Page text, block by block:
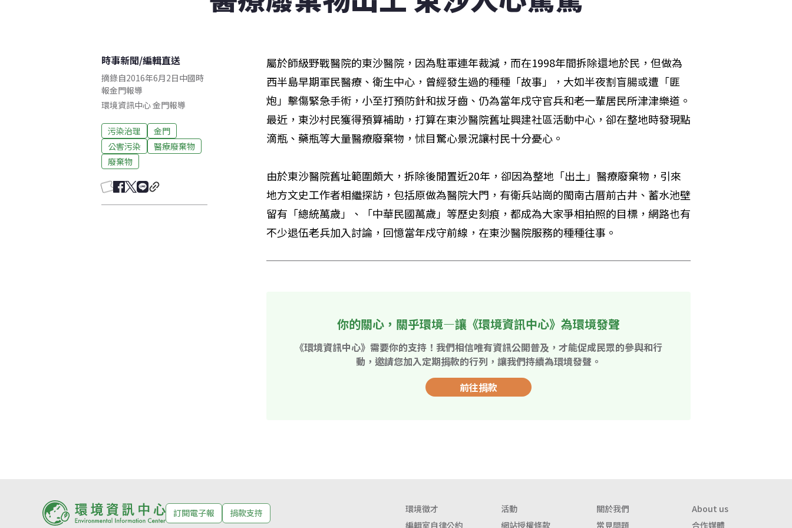
時事新聞/編輯直送
摘錄自2016年6月2日中國時
報金門報導
環境資訊中心金門報導
污染治理
金門
公害污染
醫療廢棄物
廢棄物
屬於師級野戰醫院的東沙醫院，因為駐軍連年裁減，而在1998年間拆除還地於民，但做為
西半島早期軍民醫療、衛生中心，曾經發生過的種種「故事」，大如半夜割盲腸或遭「匪
炮」擊傷緊急手術，小至打預防針和拔牙齒、仍為當年戍守官兵和老一輩居民所津津樂道。
最近，東沙村民獲得預算補助，打算在東沙醫院舊址興建社區活動中心，卻在整地時發現點
滴瓶、藥瓶等大量醫療廢棄物，怵目驚心景況讓村民十分憂心。
由於東沙醫院舊址範圍頗大，拆除後閒置近20年，卻因為整地「出土」醫療廢棄物，引來
地方文史工作者相繼探訪，包括原做為醫院大門，有衛兵站崗的閩南古厝前古井、蓄水池壁
留有「總統萬歲」、「中華民國萬歲」等歷史刻痕，都成為大家爭相拍照的目標，網路也有
不少退伍老兵加入討論，回憶當年戍守前線，在東沙醫院服務的種種往事。
你的關心，關乎環境—讓《環境資訊中心》為環境發聲
《環境資訊中心》需要你的支持！我們相信唯有資訊公開普及，才能促成民眾的參與和行
動，邀請您加入定期捐款的行列，讓我們持續為環境發聲。
前往捐款
訂閱電子報 捐款支持 環境徵才 活動 關於我們
About us
編輯室自律公約
網站授權條款 常見問題 合作媒體